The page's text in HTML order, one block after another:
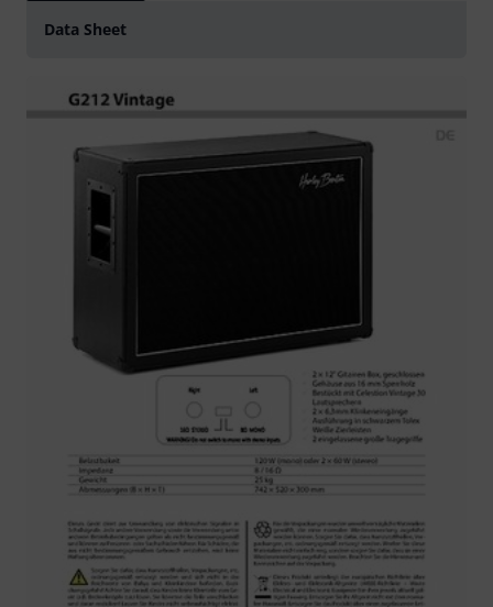
Data Sheet